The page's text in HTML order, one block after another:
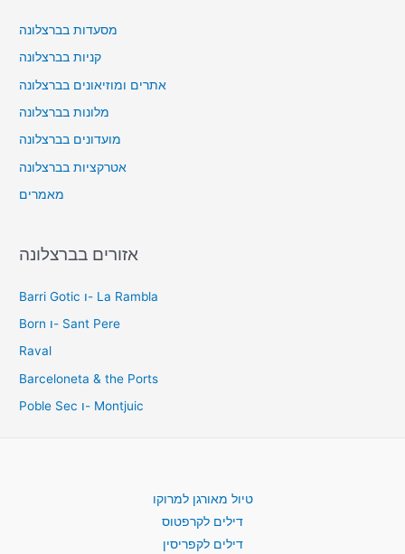
מסעדות בברצלונה
קניות בברצלונה
אתרים ומוזיאונים בברצלונה
מלונות בברצלונה
מועדונים בברצלונה
אטרקציות בברצלונה
מאמרים
אזורים בברצלונה
Barri Gotic ו- La Rambla
Born ו- Sant Pere
Raval
Barceloneta & the Ports
Poble Sec ו- Montjuic
טיול מאורגן למרוקו
דילים לקרפטוס
דילים לקפריסין